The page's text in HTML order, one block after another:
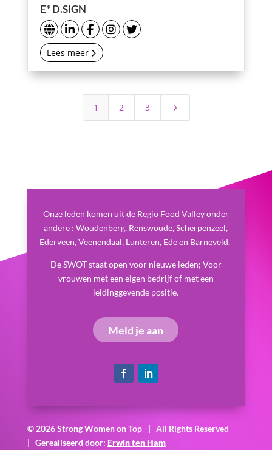
E* D.SIGN
Lees meer
1 2 3 5
Onze leden komen uit de Regio Food Valley onder
andere : Woudenberg, Renswoude, Scherpenzeel,
Ederveen, Veenendaal, Lunteren, Ede en Barneveld.
De SWOT staat open voor nieuwe leden; Voor
vrouwen met een eigen bedrijf of met een
leidinggevende positie.
Meld je aan
© 2026 Strong Women on Top
| All Rights Reserved
| Gerealiseerd door: Erwin ten Ham